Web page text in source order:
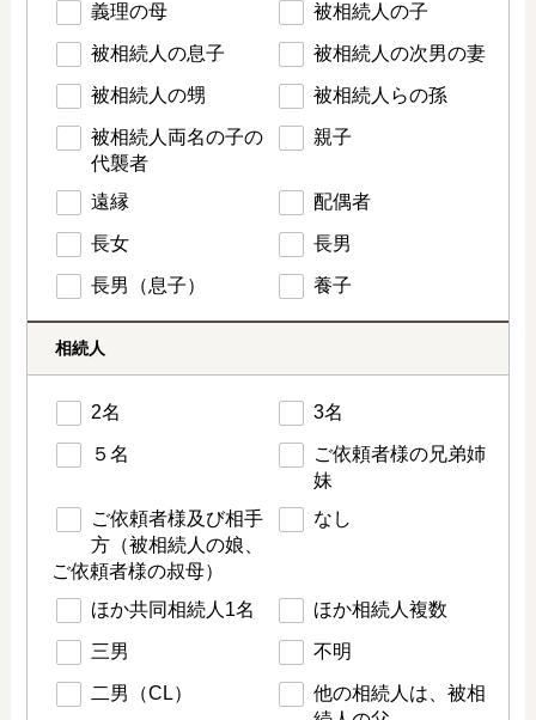
義理の母 被相続人の子
被相続人の息子 被相続人の次男の妻
被相続人の甥 被相続人らの孫
被相続人両名の子の
代襲者
親子
遠縁 配偶者
長女 長男
長男（息子） 養子
相続人
2名 3名
５名
ご依頼者様の兄弟姉
妹
ご依頼者様及び相手
方（被相続人の娘、
ご依頼者様の叔母）
なし
ほか共同相続人1名 ほか相続人複数
三男 不明
二男（CL）
他の相続人は、被相